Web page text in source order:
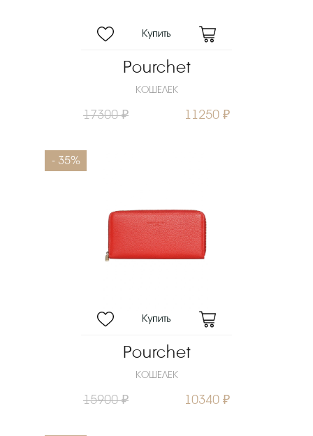
Pourchet
КОШЕЛЕК
17300 ₽ 11250 ₽
- 35%
Pourchet
КОШЕЛЕК
15900 ₽ 10340 ₽